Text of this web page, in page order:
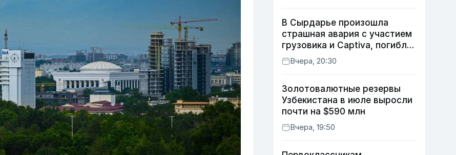
В Сырдарье произошла
страшная авария с участием
грузовика и Captiva, погибли
троеВчера, 20:30
Золотовалютные резервы
Узбекистана в июле выросли
почти на $590 млн
Вчера, 19:50